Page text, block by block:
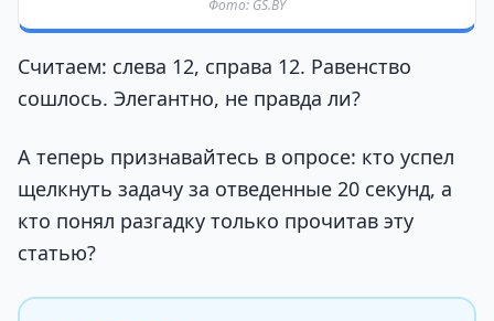
Фото: GS.BY
Считаем: слева 12, справа 12. Равенство
сошлось. Элегантно, не правда ли?
А теперь признавайтесь в опросе: кто успел
щелкнуть задачу за отведенные 20 секунд, а
кто понял разгадку только прочитав эту
статью?